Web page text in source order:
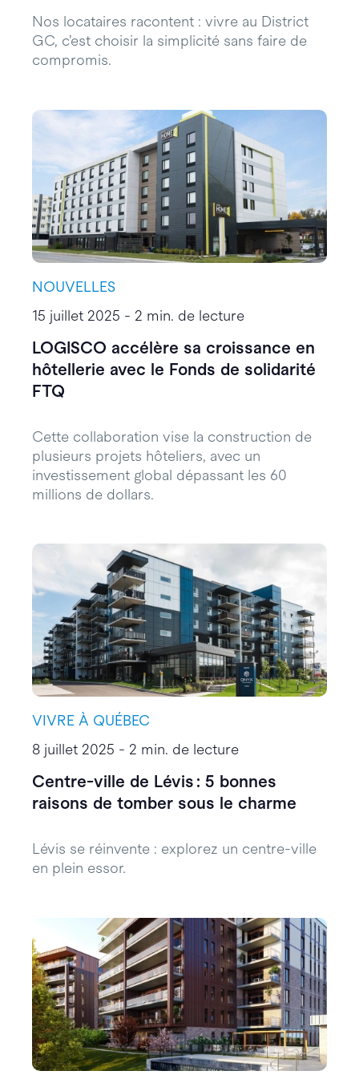
Nos locataires racontent : vivre au District
GC, c’est choisir la simplicité sans faire de
compromis.
NOUVELLES
15 juillet 2025 - 2 min. de lecture
LOGISCO accélère sa croissance en
hôtellerie avec le Fonds de solidarité
FTQ
Cette collaboration vise la construction de
plusieurs projets hôteliers, avec un
investissement global dépassant les 60
millions de dollars.
VIVRE À QUÉBEC
8 juillet 2025 - 2 min. de lecture
Centre-ville de Lévis : 5 bonnes
raisons de tomber sous le charme
Lévis se réinvente : explorez un centre-ville
en plein essor.